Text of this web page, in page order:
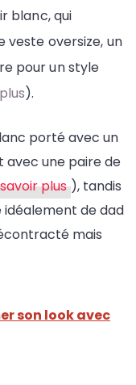
blanc, qui
veste oversize, un
pour un style
).
porté avec un
avec une paire de
plus ), tandis
idéalement de dad
mais
son look avec